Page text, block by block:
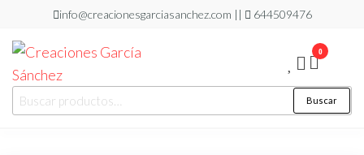
contenido
info@creacionesgarciasanchez.com || 644509476
Creaciones
García
regalos
personalizados
por:
Buscar
0